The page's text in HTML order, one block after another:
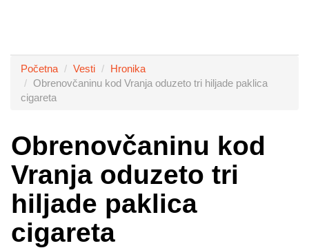
Početna Vesti
Hronika
Obrenovčaninu kod Vranja oduzeto tri hiljade paklica
cigareta
Obrenovčaninu kod
Vranja oduzeto tri
hiljade paklica
cigareta